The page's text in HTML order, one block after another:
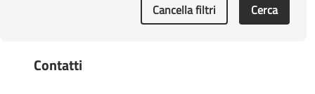
Cancella filtri Cerca
Contatti